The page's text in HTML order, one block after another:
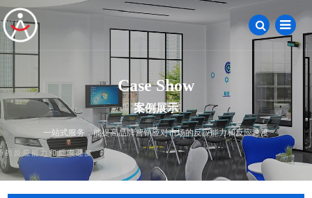
Case Show
案例展示
一站式服务，能提高品牌营销应对市场的反应能力和反应速度